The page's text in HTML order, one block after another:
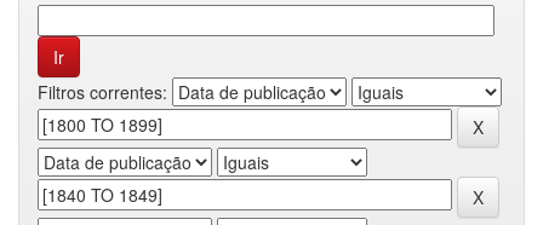
Filtros correntes: